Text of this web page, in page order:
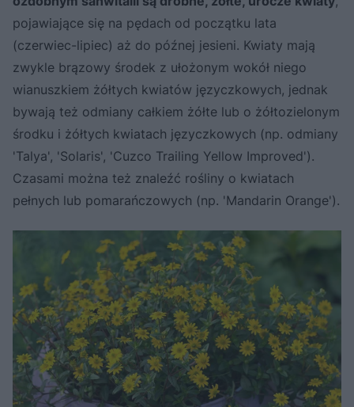
pojawiające się na pędach od początku lata
(czerwiec-lipiec) aż do późnej jesieni. Kwiaty mają
zwykle brązowy środek z ułożonym wokół niego
wianuszkiem żółtych kwiatów języczkowych, jednak
bywają też odmiany całkiem żółte lub o żółtozielonym
środku i żółtych kwiatach języczkowych (np. odmiany
'Talya', 'Solaris', 'Cuzco Trailing Yellow Improved').
Czasami można też znaleźć rośliny o kwiatach
pełnych lub pomarańczowych (np. 'Mandarin Orange').